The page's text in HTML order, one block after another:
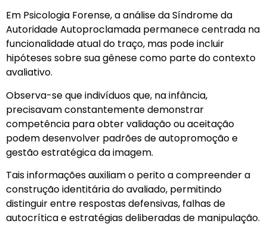
Em Psicologia Forense, a análise da Síndrome da
Autoridade Autoproclamada permanece centrada na
funcionalidade atual do traço, mas pode incluir
hipóteses sobre sua gênese como parte do contexto
avaliativo.
Observa-se que indivíduos que, na infância,
precisavam constantemente demonstrar
competência para obter validação ou aceitação
podem desenvolver padrões de autopromoção e
gestão estratégica da imagem.
Tais informações auxiliam o perito a compreender a
construção identitária do avaliado, permitindo
distinguir entre respostas defensivas, falhas de
autocrítica e estratégias deliberadas de manipulação.